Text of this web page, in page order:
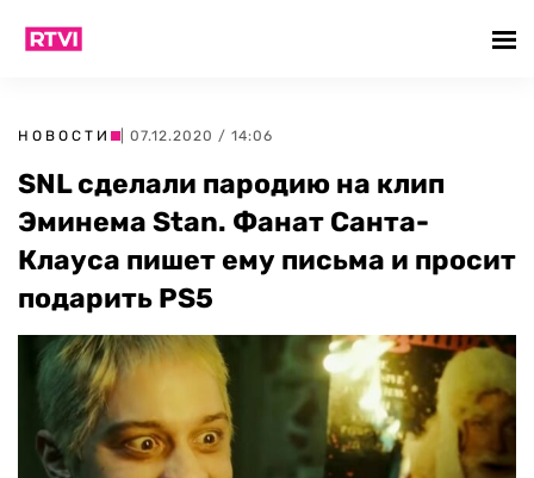
НОВОСТИ | 07.12.2020 / 14:06
SNL сделали пародию на клип
Эминема Stan. Фанат Санта-
Клауса пишет ему письма и просит
подарить PS5